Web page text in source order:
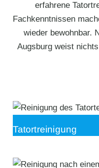
erfahrene
Fachkenntnissen
wieder bewohnbar.
Augsburg weist
Tatortreinigung